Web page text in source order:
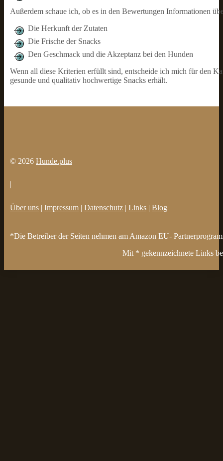
Außerdem schaue ich, ob es in den Bewertungen Informationen
Die Herkunft der Zutaten
Die Frische der Snacks
Den Geschmack und die Akzeptanz bei den Hunden
Wenn all diese Kriterien erfüllt sind, entscheide ich mich für den
gesunde und qualitativ hochwertige Snacks erhält.
© 2026 Hunde.plus
|
Über uns | Impressum | Datenschutz | Links | Blog
*Die Betreiber der Seiten nehmen am Amazon EU-
Mit * gekennzeichnete Links